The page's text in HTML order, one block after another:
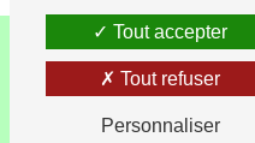
- 2026 -
Mentions légales
Tout accepter
Tout refuser
Personnaliser